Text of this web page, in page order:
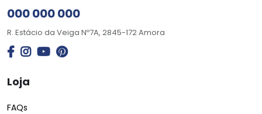
000 000 000
R. Estácio da Veiga Nº7A, 2845-172 Amora
Loja
FAQs